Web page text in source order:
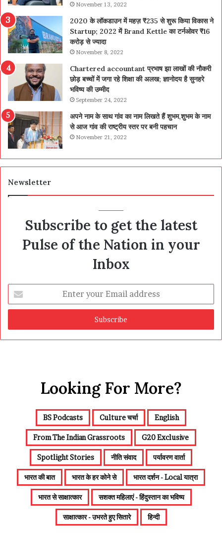
November 13, 2022
2020 के लॉकडाउन में महज़ ₹235 से शुरू किया विकास ने
Startup; 2022 में Brand Kettle का टर्नओवर ₹16
करोड़ से ज्यादा
November 8, 2022
Chartered accountant प्रभाष झा लाखों की नौकरी
छोड़ बच्चों में जगा रहे शिक्षा की अलख; ज्ञानोदय है सुनहरे
भविष्य की उम्मीद
September 24, 2022
अपने नाम के साथ गांव का नाम लिखते हैं शुभम,शुभम के नाम
से आज गांव की राष्ट्रीय स्तर पर बनी पहचान
November 21, 2022
Newsletter
Subscribe to get the latest
Pulse of the Nation in your
Inbox
your
Email
Looking For More?
BS Podcasts Culture चर्चा English
From The Indian Grassroots G20 Exclusive
Spotlight Stories नीति संवाद पर्यावरण वार्ता
भारत की बात भारत के हर कोने से भारत दर्शन - Local यात्रा
भारत से साक्षात्कार सशक्त महिलाएं - हिंदुस्तान का भविष्य
साक्षात्कार - उभरते हुए सितारे हिन्दी